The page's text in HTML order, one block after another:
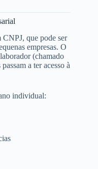
que pode ser
empresas. O
(chamado
a ter acesso à
individual: